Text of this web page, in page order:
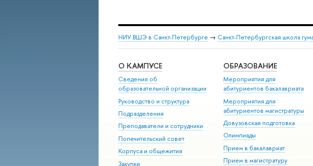
НИУ ВШЭ в Санкт-Петербурге → Санкт-Петербургская школа
О КАМПУСЕ
Сведения об
образовательной организации
Руководство и структура
Подразделения
Преподаватели и сотрудники
Попечительский совет
Корпуса и общежития
Закупки
ОБРАЗОВАНИЕ
Мероприятия для
абитуриентов бакалавриата
Мероприятия для
абитуриентов магистратуры
Довузовская подготовка
Олимпиады
Прием в бакалавриат
Прием в магистратуру